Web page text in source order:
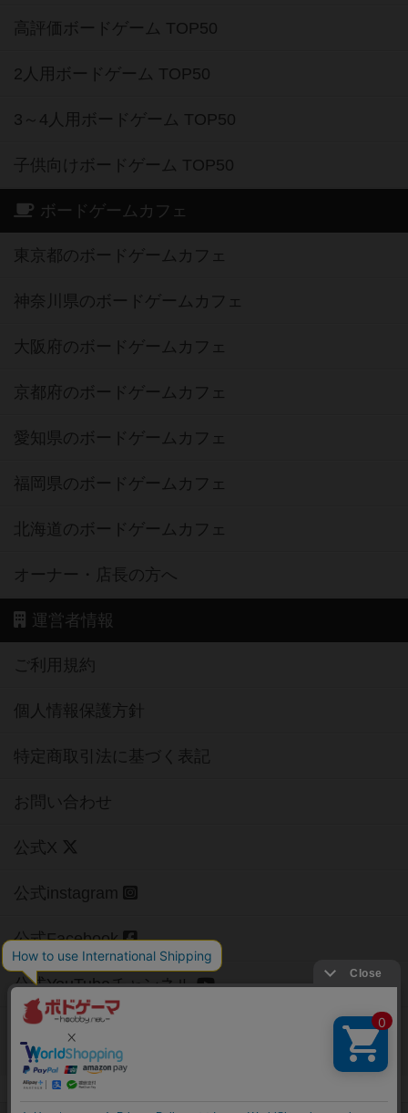
高評価ボードゲーム TOP50
2人用ボードゲーム TOP50
3～4人用ボードゲーム TOP50
子供向けボードゲーム TOP50
ボードゲームカフェ
東京都のボードゲームカフェ
神奈川県のボードゲームカフェ
大阪府のボードゲームカフェ
京都府のボードゲームカフェ
愛知県のボードゲームカフェ
福岡県のボードゲームカフェ
北海道のボードゲームカフェ
オーナー・店長の方へ
運営者情報
ご利用規約
個人情報保護方針
特定商取引法に基づく表記
お問い合わせ
公式X
公式instagram
公式Facebook
公式YouTubeチャンネル